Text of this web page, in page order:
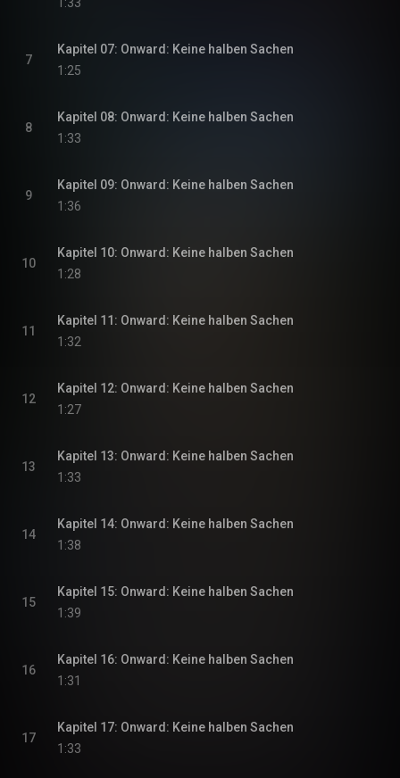
7
Kapitel 07: Onward: Keine halben Sachen
1:25
8
Kapitel 08: Onward: Keine halben Sachen
1:33
9
Kapitel 09: Onward: Keine halben Sachen
1:36
10
Kapitel 10: Onward: Keine halben Sachen
1:28
11
Kapitel 11: Onward: Keine halben Sachen
1:32
12
Kapitel 12: Onward: Keine halben Sachen
1:27
13
Kapitel 13: Onward: Keine halben Sachen
1:33
14
Kapitel 14: Onward: Keine halben Sachen
1:38
15
Kapitel 15: Onward: Keine halben Sachen
1:39
16
Kapitel 16: Onward: Keine halben Sachen
1:31
17
Kapitel 17: Onward: Keine halben Sachen
1:33